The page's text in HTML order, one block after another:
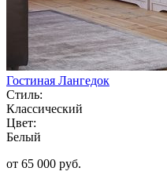
Гостиная Лангедок
Стиль:
Классический
Цвет:
Белый
от 65 000 руб.